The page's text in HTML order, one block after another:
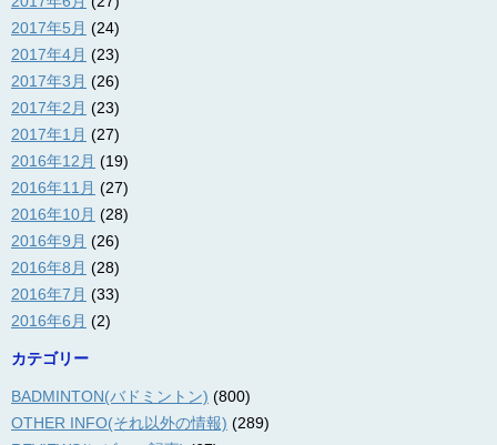
2017年5月 (24)
2017年4月 (23)
2017年3月 (26)
2017年2月 (23)
2017年1月 (27)
2016年12月 (19)
2016年11月 (27)
2016年10月 (28)
2016年9月 (26)
2016年8月 (28)
2016年7月 (33)
2016年6月 (2)
カテゴリー
BADMINTON(バドミントン) (800)
OTHER INFO(それ以外の情報) (289)